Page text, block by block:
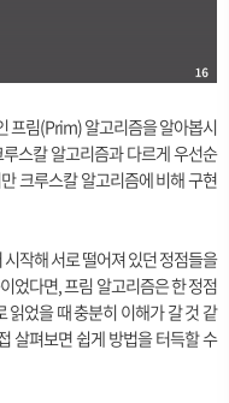
프림(Prim) 알고리즘을 알아봅시
스칼 알고리즘과 다르게 우선순
크루스칼 알고리즘에 비해 구현
작해 서로 떨어져 있던 정점들을
었다면, 프림 알고리즘은 한 정점
읽었을 때 충분히 이해가 갈 것 같
살펴보면 쉽게 방법을 터득할 수